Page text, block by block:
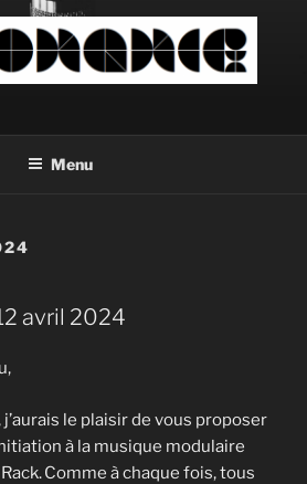
Menu
avril 2024
le plaisir de vous proposer
à la musique modulaire
Comme à chaque fois, tous